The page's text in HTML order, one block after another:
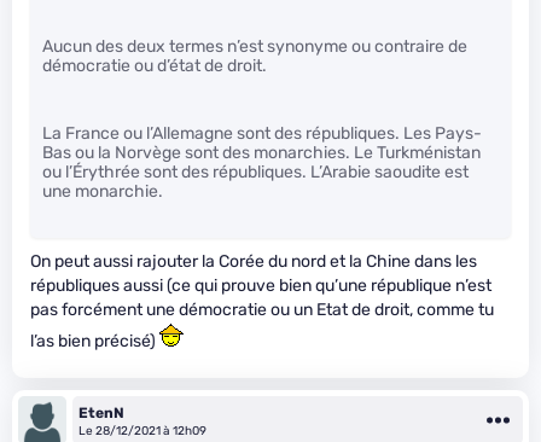
Aucun des deux termes n’est synonyme ou contraire de
démocratie ou d’état de droit.
La France ou l’Allemagne sont des républiques. Les Pays-
Bas ou la Norvège sont des monarchies. Le Turkménistan
ou l’Érythrée sont des républiques. L’Arabie saoudite est
une monarchie.
On peut aussi rajouter la Corée du nord et la Chine dans les
républiques aussi (ce qui prouve bien qu’une république n’est
pas forcément une démocratie ou un Etat de droit, comme tu
l’as bien précisé)
EtenN
Le 28/12/2021 à 12h09